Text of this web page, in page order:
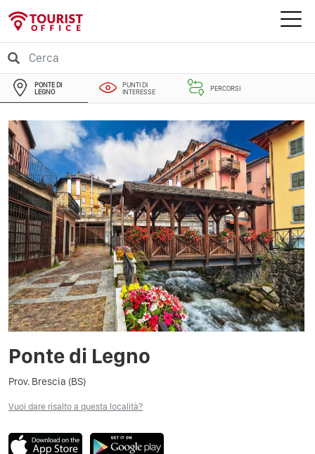
PONTE DI
LEGNO
PUNTI DI
INTERESSE
PERCORSI
Ponte di Legno
Prov. Brescia (BS)
Vuoi dare risalto a questa località?